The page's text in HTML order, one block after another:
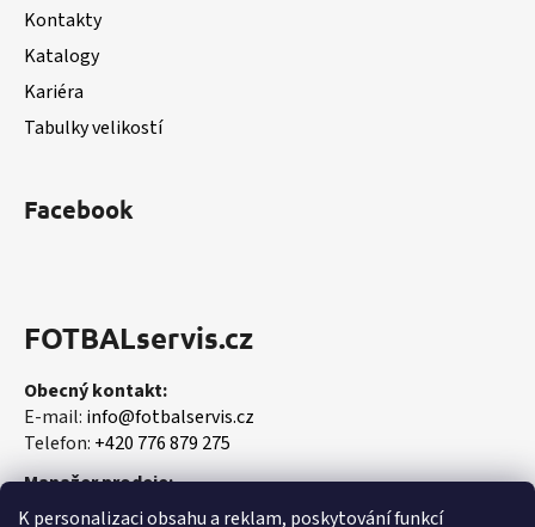
K personalizaci obsahu a reklam, poskytování funkcí
Kontakty
Katalogy
Kariéra
Tabulky velikostí
Facebook
FOTBALservis.cz
Obecný kontakt:
E-mail: info@fotbalservis.cz
Telefon: +420 776 879 275
Manažer prodeje:
Martin Vališ